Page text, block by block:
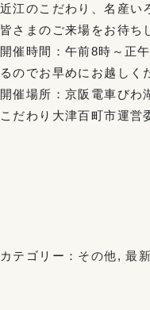
近江のこだわり、名産い
皆さまのご来場をお待ち
開催時間：午前8時～正
るのでお早めにお越しく
開催場所：京阪電車びわ
こだわり大津百町市運営
カテゴリー： その他,最